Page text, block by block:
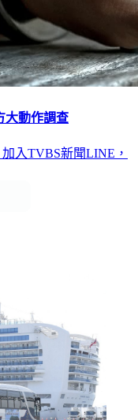
動作調查
加入TVBS新聞LINE，